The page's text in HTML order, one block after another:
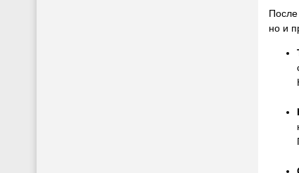
После
но и